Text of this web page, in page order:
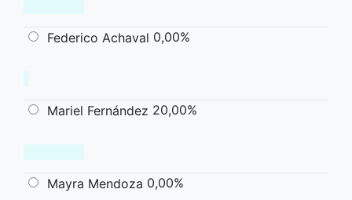
Federico Achaval 0,00%
Mariel Fernández 20,00%
Mayra Mendoza 0,00%